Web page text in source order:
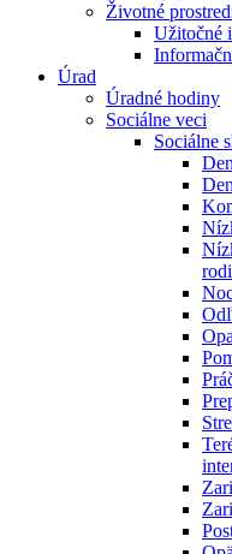
Životné
Užitočné
Úrad
Úradné hodiny
Sociálne veci
Sociálne